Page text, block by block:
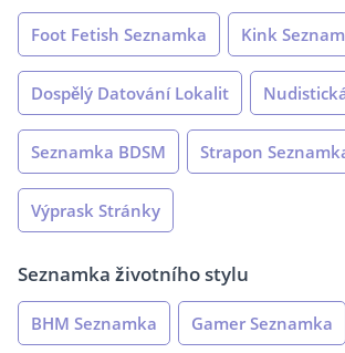
Foot Fetish Seznamka Kink
Dospělý Datování Lokalit
Seznamka BDSM Strapon
Výprask Stránky
Seznamka životního stylu
BHM Seznamka Gamer Seznamka